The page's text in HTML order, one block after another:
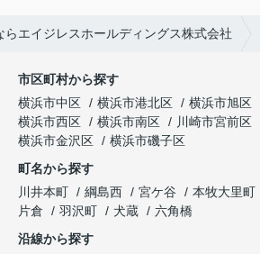
エイジレスホールディングス株式会社
市区町村から探す
横浜市中区
横浜市港北区 横浜市旭区
横浜市西区
横浜市南区 川崎市宮前区
横浜市金沢区
横浜市磯子区
町名から探す
川井本町
綱島西 宮ケ谷 本牧大里町
片倉
羽沢町 犬蔵
六角橋
沿線から探す